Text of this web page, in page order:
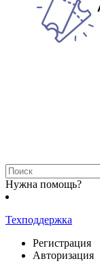
Нужна помощь?
Техподдержка
Регистрация
Авторизация